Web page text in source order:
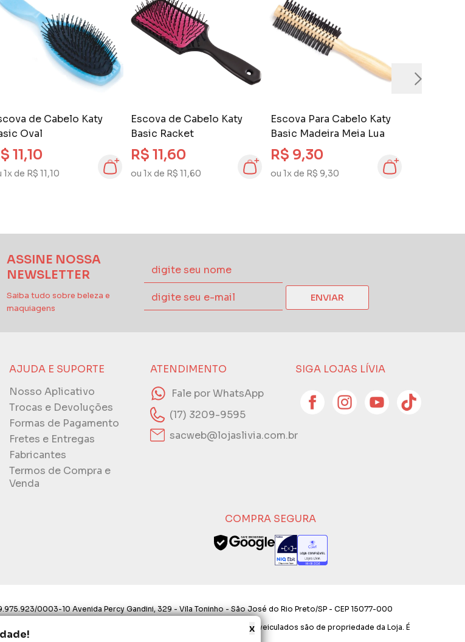
x
de Cabelo Katy
Oval
11,10
1x de R$ 11,10
Escova de Cabelo Katy
Basic Racket
R$ 11,60
ou 1x de R$ 11,60
Escova Para Cabelo Katy
Basic Madeira Meia Lua
R$ 9,30
ou 1x de R$ 9,30
ASSINE NOSSA
NEWSLETTER
Saiba tudo sobre beleza e
maquiagens
ENVIAR
AJUDA E SUPORTE
Nosso Aplicativo
Trocas e Devoluções
Formas de Pagamento
Fretes e Entregas
Fabricantes
Termos de Compra e
Venda
ATENDIMENTO
Fale por WhatsApp
(17) 3209-9595
sacweb@lojaslivia.com.br
SIGA LOJAS LÍVIA
COMPRA SEGURA
0003-10 Avenida Percy Gandini, 329 - Vila Toninho - São José do Rio Preto/SP - CEP 15077-000
apenas para compras via internet. As fotos, textos e layout aqui veiculados são de propriedade da Loja. É
total ou parcial sem nossa autorização.